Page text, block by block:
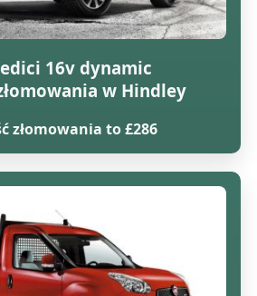
16v dynamic
w Hindley
złomowania to £286